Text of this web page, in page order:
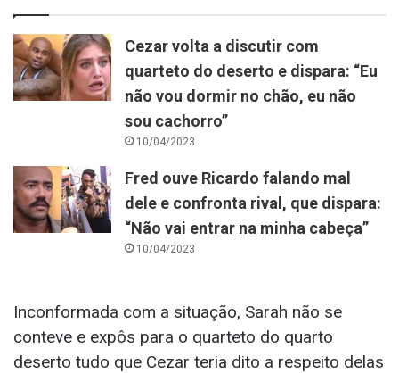
Cezar volta a discutir com
quarteto do deserto e dispara: “Eu
não vou dormir no chão, eu não
sou cachorro”
10/04/2023
Fred ouve Ricardo falando mal
dele e confronta rival, que dispara:
“Não vai entrar na minha cabeça”
10/04/2023
Inconformada com a situação, Sarah não se
conteve e expôs para o quarteto do quarto
deserto tudo que Cezar teria dito a respeito delas